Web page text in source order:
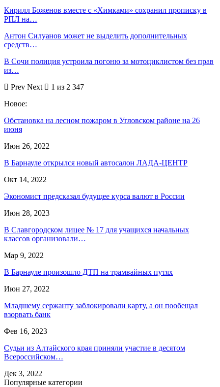
Кирилл Боженов вместе с «Химками» сохранил прописку в
РПЛ на…
Антон Силуанов может не выделить дополнительных
средств…
В Сочи полиция устроила погоню за мотоциклистом без прав
из…
Prev Next
1 из 2 347
Новое:
Обстановка на лесном пожаром в Угловском районе на 26
июня
Июн 26, 2022
В Барнауле открылся новый автосалон ЛАДА-ЦЕНТР
Окт 14, 2022
Экономист предсказал будущее курса валют в России
Июн 28, 2023
В Славгородском лицее № 17 для учащихся начальных
классов организовали…
Мар 9, 2022
В Барнауле произошло ДТП на трамвайных путях
Июн 27, 2022
Младшему сержанту заблокировали карту, а он пообещал
взорвать банк
Фев 16, 2023
Судьи из Алтайского края приняли участие в десятом
Всероссийском…
Дек 3, 2022
Популярные категории